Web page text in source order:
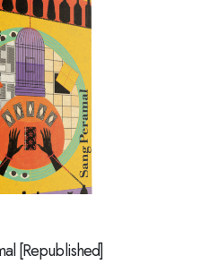
[Republished]